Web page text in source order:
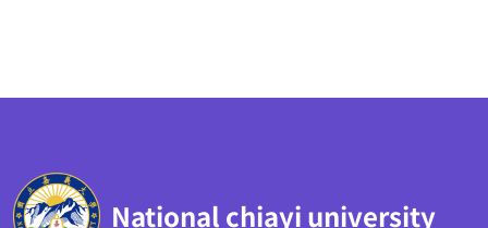
National chiayi university